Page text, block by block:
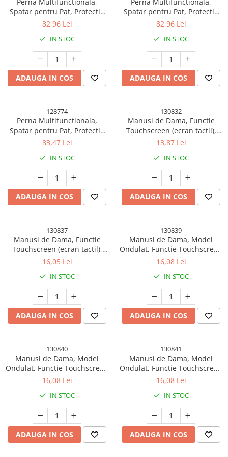
Articole Petrecere
Accesorii Baloane
Accesorii Petrecere
Articole Petrecere
Articole Servire Masa
Baloane Folie
Baloane cu Suport
Baloane Tip Bratara
Figurine si Baloane 3D
Seturi Baloane Folie
Tematica Fata/Baiat
Baloane Latex
Baloane si Accesorii Halloween
Banda adeziva
Costume si Deghizare
Fete Masa si Perdele Franjurate
Lumanari si Toppere
Seturi si Arcade Baloane
Tematica Nunta
Articole Craciun Bucatarie
Brazi Craciun
Costume Craciun
Covorase Brad
Spatar pentru Pat, Protectie
Lombara, Marime Medie, 60 x
Elefant, Albastru
82,96 Lei
IN STOC
ADAUGA IN COS
Spatar pentru Pat, Protectie
Lombara, Marime Medie, 60 x
Iepure, Roz
82,96 Lei
IN STOC
ADAUGA IN COS
128774
Perna Multifunctionala,
Spatar pentru Pat, Protectie
Lombara, Marime Medie, 60 x
Portocaliu
83,47 Lei
IN STOC
ADAUGA IN COS
130832
Manusi de Dama, Functie
Touchscreen (ecran tactil),
Material Acril Tricotat,
Catifelat, Marime Universala,
Alb
13,87 Lei
IN STOC
ADAUGA IN COS
130837
Manusi de Dama, Functie
Touchscreen (ecran tactil),
Material Acril Tricotat,
Catifelat, Marime Universala,
Maro
16,05 Lei
IN STOC
ADAUGA IN COS
130839
Manusi de Dama, Model
Ondulat, Functie Touchscreen
(ecran tactil), Material Acril
Interior Catifelat, Marime
Universala, Negru/Gri
16,08 Lei
IN STOC
ADAUGA IN COS
130840
Manusi de Dama, Model
Ondulat, Functie Touchscreen
(ecran tactil), Material Acril
Interior Catifelat, Marime
Universala, Gri/Alb
16,08 Lei
IN STOC
ADAUGA IN COS
130841
Manusi de Dama, Model
Ondulat, Functie Touchscreen
(ecran tactil), Material Acril
Interior Catifelat, Marime
Universala, Roz/Gri
16,08 Lei
IN STOC
ADAUGA IN COS